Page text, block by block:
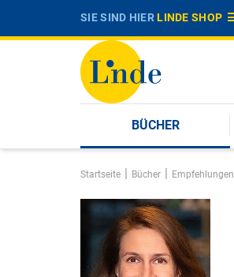
SIE SIND HIERLINDE SHOP
BÜCHER
Startseite | Bücher | Empfehlungen